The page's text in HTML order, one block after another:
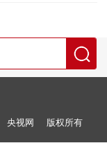
央视网 版权所有